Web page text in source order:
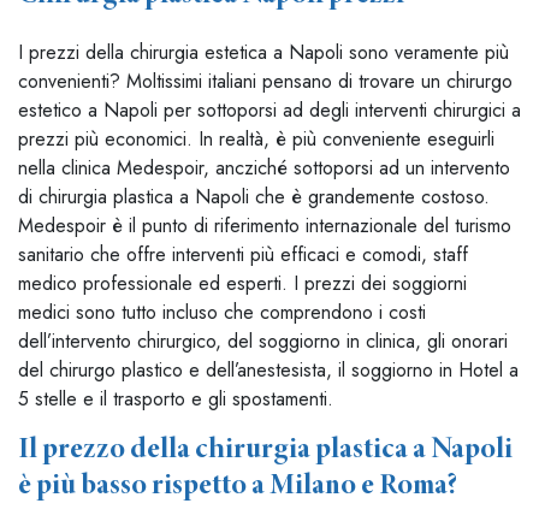
I prezzi della chirurgia estetica a Napoli sono veramente più
convenienti? Moltissimi italiani pensano di trovare un chirurgo
estetico a Napoli per sottoporsi ad degli interventi chirurgici a
prezzi più economici. In realtà, è più conveniente eseguirli
nella clinica Medespoir, ancziché sottoporsi ad un intervento
di chirurgia plastica a Napoli che è grandemente costoso.
Medespoir è il punto di riferimento internazionale del turismo
sanitario che offre interventi più efficaci e comodi, staff
medico professionale ed esperti. I prezzi dei soggiorni
medici sono tutto incluso che comprendono i costi
dell’intervento chirurgico, del soggiorno in clinica, gli onorari
del chirurgo plastico e dell’anestesista, il soggiorno in Hotel a
5 stelle e il trasporto e gli spostamenti.
Il prezzo della chirurgia plastica a Napoli
è più basso rispetto a Milano e Roma?